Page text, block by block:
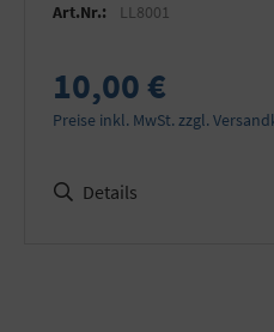
Art.Nr.: LL8001
10,00 €
Preise inkl. MwSt. zzgl.
Details